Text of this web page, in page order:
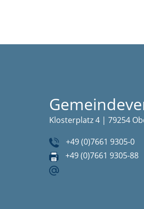
Klosterplatz 4 | 79254
+49 (0)7661 9305-0
+49 (0)7661 9305-88